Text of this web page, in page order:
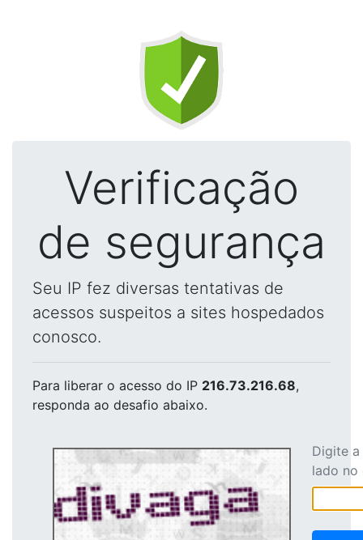
Verificação
de segurança
Seu IP fez diversas tentativas de
acessos suspeitos a sites hospedados
conosco.
Para liberar o acesso do IP 216.73.216.68,
responda ao desafio abaixo.
Digite
lado no